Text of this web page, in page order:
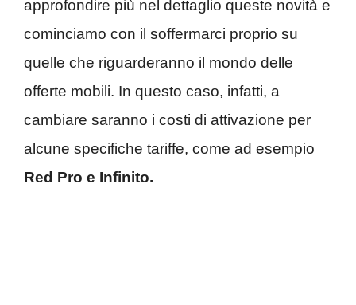
approfondire più nel dettaglio queste novità e
cominciamo con il soffermarci proprio su
quelle che riguarderanno il mondo delle
offerte mobili. In questo caso, infatti, a
cambiare saranno i costi di attivazione per
alcune specifiche tariffe, come ad esempio
Red Pro e Infinito.